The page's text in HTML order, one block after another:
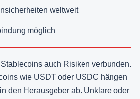
weltweit
möglich
auch Risiken verbunden.
wie USDT oder USDC hängen
den Herausgeber ab. Unklare oder